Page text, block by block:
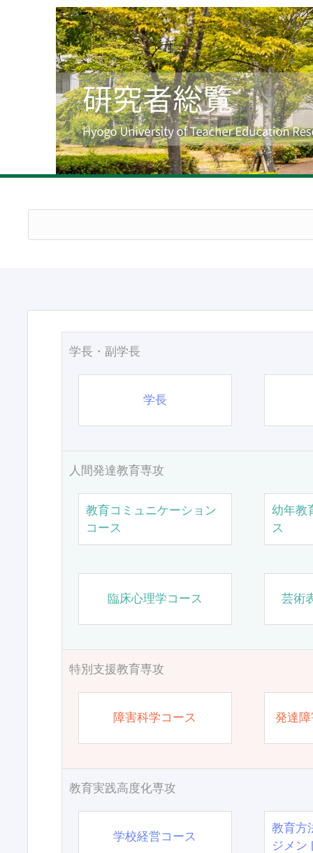
学長・副学長
学長
人間発達教育専攻
教育コミュニケーション
コース
幼年教
ス
臨床心理学コース 芸術
特別支援教育専攻
障害科学コース 発達
教育実践高度化専攻
学校経営コース
教育方
ジメン